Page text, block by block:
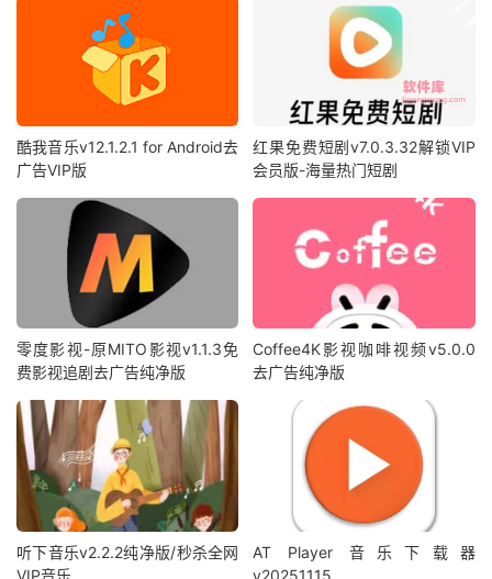
酷我音乐v12.1.2.1 for Android去
广告VIP版
红果免费短剧v7.0.3.32解锁VIP
会员版-海量热门短剧
零度影视-原MITO影视v1.1.3免
费影视追剧去广告纯净版
Coffee4K影视咖啡视频v5.0.0
去广告纯净版
听下音乐v2.2.2纯净版/秒杀全网
VIP音乐
AT Player 音乐下载器
v20251115